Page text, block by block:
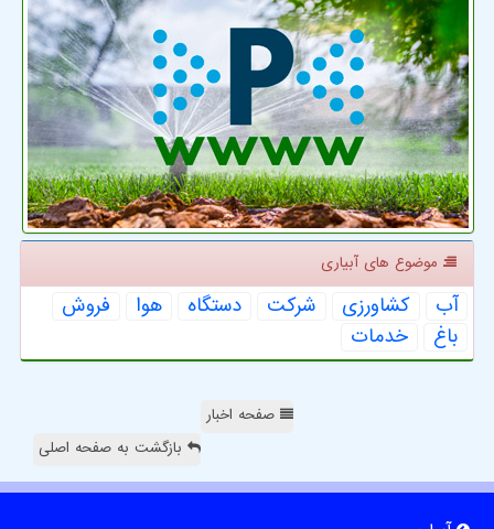
موضوع های آبیاری
آب كشاورزی شركت دستگاه هوا
فروش
باغ
خدمات
صفحه اخبار
بازگشت به صفحه اصلی